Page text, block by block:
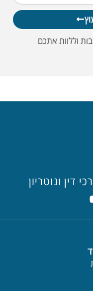
וללוות אתכם
דין ונוטריון